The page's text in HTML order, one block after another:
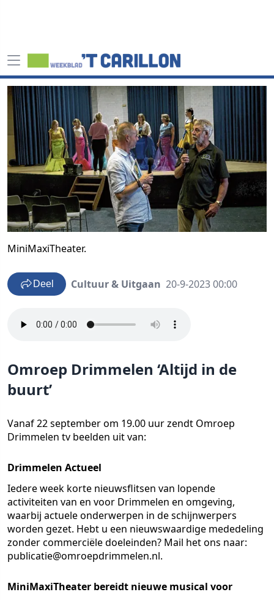
MiniMaxiTheater.
Deel Cultuur & Uitgaan 20-9-2023 00:00
Omroep Drimmelen ‘Altijd in de
buurt’
Vanaf 22 september om 19.00 uur zendt Omroep
Drimmelen tv beelden uit van:
Drimmelen Actueel
Iedere week korte nieuwsflitsen van lopende
activiteiten van en voor Drimmelen en omgeving,
waarbij actuele onderwerpen in de schijnwerpers
worden gezet. Hebt u een nieuwswaardige mededeling
zonder commerciële doeleinden? Mail het ons naar:
publicatie@omroepdrimmelen.nl.
MiniMaxiTheater bereidt nieuwe musical voor